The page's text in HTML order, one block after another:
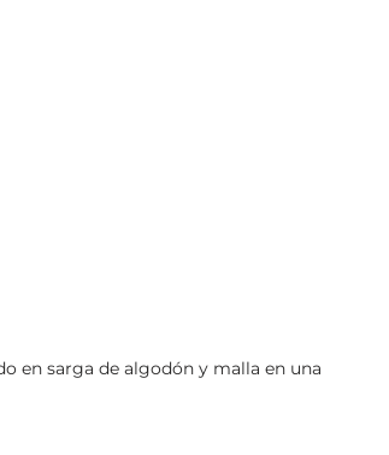
en sarga de algodón y malla en una